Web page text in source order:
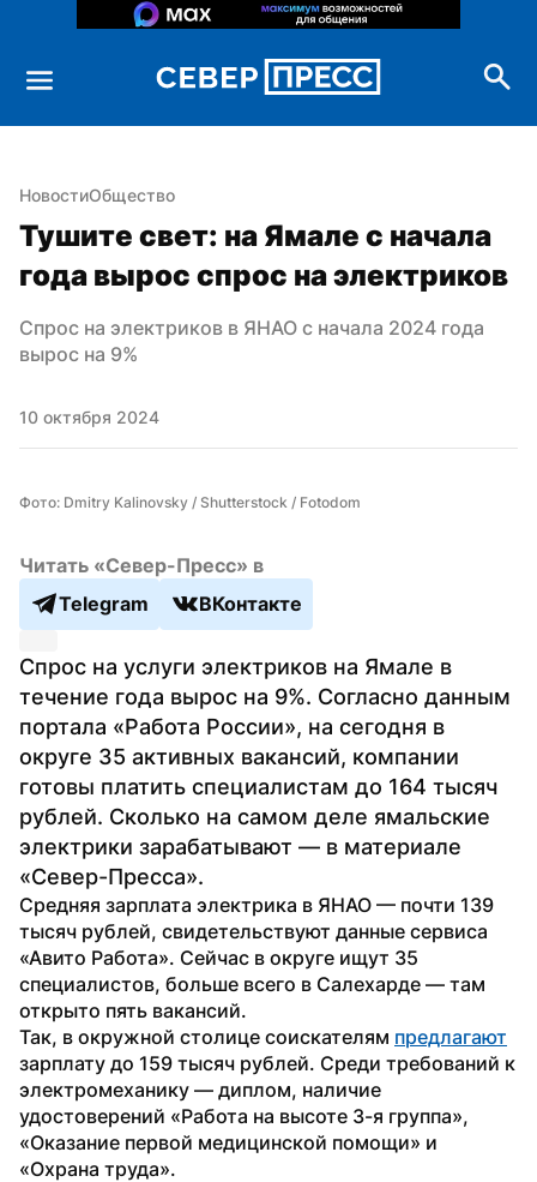
НовостиОбщество
Тушите свет: на Ямале с начала
года вырос спрос на электриков
Спрос на электриков в ЯНАО с начала 2024 года
вырос на 9%
10 октября 2024
Фото: Dmitry Kalinovsky / Shutterstock / Fotodom
Читать «Север-Пресс» в
Telegram
ВКонтакте
Спрос на услуги электриков на Ямале в
течение года вырос на 9%. Согласно данным
портала «Работа России», на сегодня в
округе 35 активных вакансий, компании
готовы платить специалистам до 164 тысяч
рублей. Сколько на самом деле ямальские
электрики зарабатывают — в материале
«Север-Пресса».
Средняя зарплата электрика в ЯНАО — почти 139
тысяч рублей, свидетельствуют данные сервиса
«Авито Работа». Сейчас в округе ищут 35
специалистов, больше всего в Салехарде — там
открыто пять вакансий.
Так, в окружной столице соискателям предлагают
зарплату до 159 тысяч рублей. Среди требований к
электромеханику — диплом, наличие
удостоверений «Работа на высоте 3-я группа»,
«Оказание первой медицинской помощи» и
«Охрана труда».